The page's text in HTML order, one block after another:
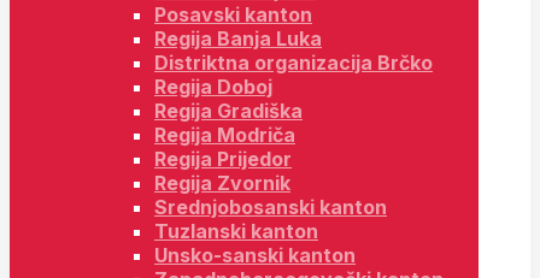
Posavski kanton
Regija Banja Luka
Distriktna organizacija Brčko
Regija Doboj
Regija Gradiška
Regija Modriča
Regija Prijedor
Regija Zvornik
Srednjobosanski kanton
Tuzlanski kanton
Unsko-sanski kanton